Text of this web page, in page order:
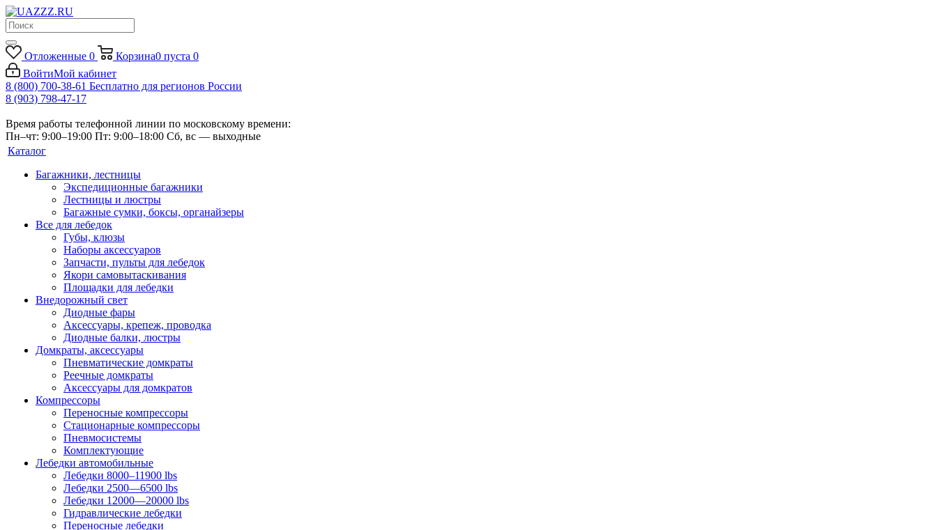
Отложенные 0 Корзина0 пуста 0
ВойтиМой кабинет
8 (800) 700-38-61 Бесплатно для регионов России
8 (903) 798-47-17
Время работы телефонной линии по московскому времени:
Пн–чт: 9:00–19:00 Пт: 9:00–18:00 Сб, вс — выходные
Каталог
Багажники, лестницы
Экспедиционные багажники
Лестницы и люстры
Багажные сумки, боксы, органайзеры
Все для лебедок
Губы, клюзы
Наборы аксессуаров
Запчасти, пульты для лебедок
Якори самовытаскивания
Площадки для лебедки
Внедорожный свет
Диодные фары
Аксессуары, крепеж, проводка
Диодные балки, люстры
Домкраты, аксессуары
Пневматические домкраты
Реечные домкраты
Аксессуары для домкратов
Компрессоры
Переносные компрессоры
Стационарные компрессоры
Пневмосистемы
Комплектующие
Лебедки автомобильные
Лебедки 8000–11900 lbs
Лебедки 2500—6500 lbs
Лебедки 12000—20000 lbs
Гидравлические лебедки
Переносные лебедки